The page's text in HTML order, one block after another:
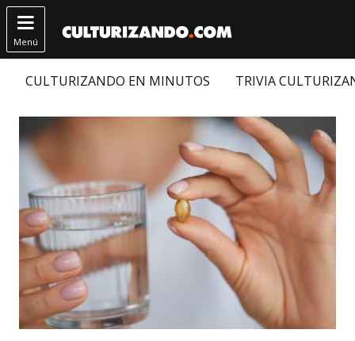

Menú
CULTURIZANDO EN MINUTOS TRIVIA